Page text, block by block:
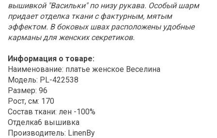
вышивкой "Васильки" по низу рукава. Особый шарм
придает отделка ткани с фактурным, мятым
эффектом. В боковых швах расположены удобные
карманы для женских секретиков.
Информация о товаре:
Наименование: платье женское Веселина
Модель: PL-422538
Размер: 96
Рост, см: 170
Состав ткани: лен -100%
Отделка6 вышивка
Производитель: LinenBy